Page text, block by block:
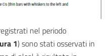
nel periodo
1) sono stati osservati in